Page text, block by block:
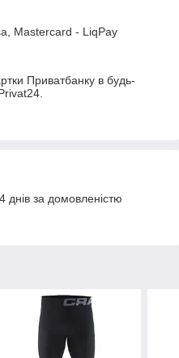
Mastercard - LiqPay
Приватбанку в будь-
за домовленістю